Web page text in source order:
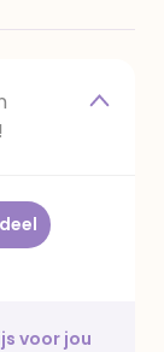
voor jou